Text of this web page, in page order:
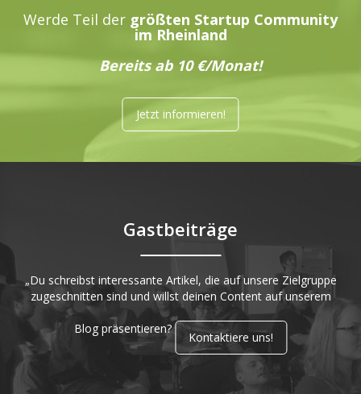
Werde Teil der größten Startup Community
im Rheinland
Bereits ab 10 €/Monat!
Jetzt informieren!
Gastbeiträge
„Du schreibst interessante Artikel, die auf unsere Zielgruppe
zugeschnitten sind und willst deinen Content auf unserem
Blog präsentieren?
Kontaktiere uns!